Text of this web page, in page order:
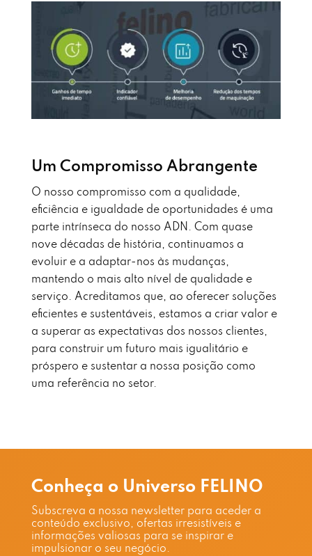
Um Compromisso Abrangente
O nosso compromisso com a qualidade,
eficiência e igualdade de oportunidades é uma
parte intrínseca do nosso ADN. Com quase
nove décadas de história, continuamos a
evoluir e a adaptar-nos às mudanças,
mantendo o mais alto nível de qualidade e
serviço. Acreditamos que, ao oferecer soluções
eficientes e sustentáveis, estamos a criar valor e
a superar as expectativas dos nossos clientes,
para construir um futuro mais igualitário e
próspero e sustentar a nossa posição como
uma referência no setor.
Conheça o Universo FELINO
Subscreva a nossa newsletter para aceder a
conteúdo exclusivo, ofertas irresistíveis e
informações valiosas para se inspirar e
impulsionar o seu negócio.